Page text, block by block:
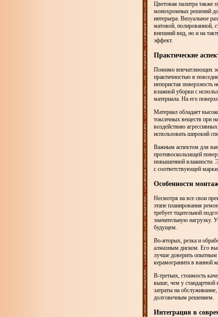
Цветовая палитра также
монохромных решений до
интерьера. Визуальное
матовой, полированной,
внешний вид, но и на
эффект.
Практические
Помимо впечатляющих
практичностью в
непористая
влажной уборки с
материала. На его
Материал обладает
токсичных веществ при
воздействию
использовать широкий
Важным аспектом для
противоскользящей
повышенной влажности.
с соответствующей
Особенности
Несмотря на все свои
этапе планирования
требует тщательной
значительную нагрузку.
будущем.
Во-вторых, резка и
алмазным диском. Его
лучше доверить опытным
керамогранита в ванной
В-третьих, стоимость
выше, чем у стандартной
затраты на
долговечным решением.
Интеграция в